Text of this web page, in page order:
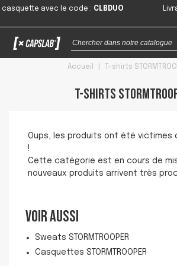
avec le code :CLBDUO
Accueil T-shirts
T-shirts
Oups, les produits ont été victimes
!
Cette catégorie est en cours de
nouveaux produits arrivent très
Voir aussi
Sweats STORMTROOPER
Casquettes STORMTROOPER